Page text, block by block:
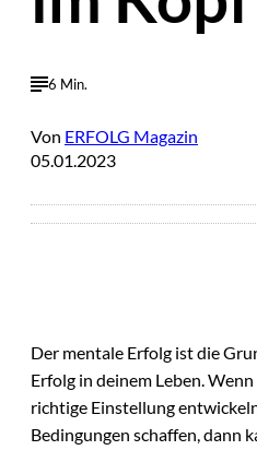
6 Min.
Von ERFOLG Magazin
05.01.2023
Der mentale Erfolg ist die
Erfolg in deinem Leben.
richtige Einstellung
Bedingungen schaffen, dann